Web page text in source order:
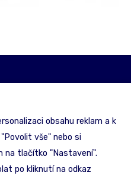
obsahu reklam a k
vše" nebo si
na tlačítko "Nastavení".
po kliknutí na odkaz